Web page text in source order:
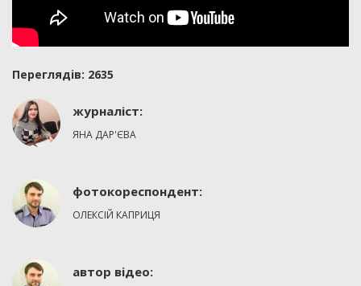
Переглядiв: 2635
журналіст:
ЯНА ДАР'ЄВА
фотокореспондент:
ОЛЕКСІЙ КАПРИЦЯ
автор вiдео: